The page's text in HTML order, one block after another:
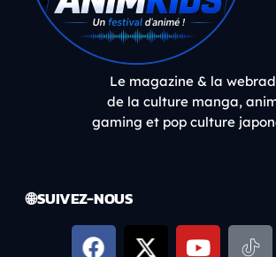
Le magazine & la
de la culture manga,
gaming et pop culture
🌐 SUIVEZ-NOUS